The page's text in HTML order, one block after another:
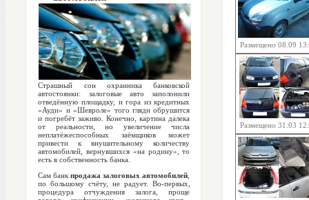
Страшный сон охранника банковской
автостоянки: залоговые авто заполонили
отведённую площадку, и гора из кредитных
«Ауди» и «Шевроле» того гляди обрушится
и погребёт заживо. Конечно, картина далека
от реальности, но увеличение числа
неплатёжеспособных заёмщиков может
привести к внушительному количеству
автомобилей, вернувшихся «на родину», то
есть в собственность банка.
Сам банкпродажа залоговых автомобилей
по большому счёту, не радует. Во-первых,
процедура отчуждения залога, проще
Размещено 08.09
Размещено 31.03